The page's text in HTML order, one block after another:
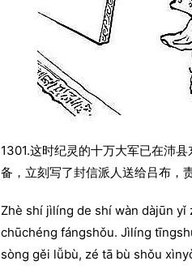
1301.这时纪灵的十万大军已在沛
备，立刻写了封信派人送给吕布，
Zhè shí jìlíng de shí wàn dàjūn yǐ
chūchéng fángshǒu. Jìlíng
sòng gěi lǚbù, zé tā bù shǒu